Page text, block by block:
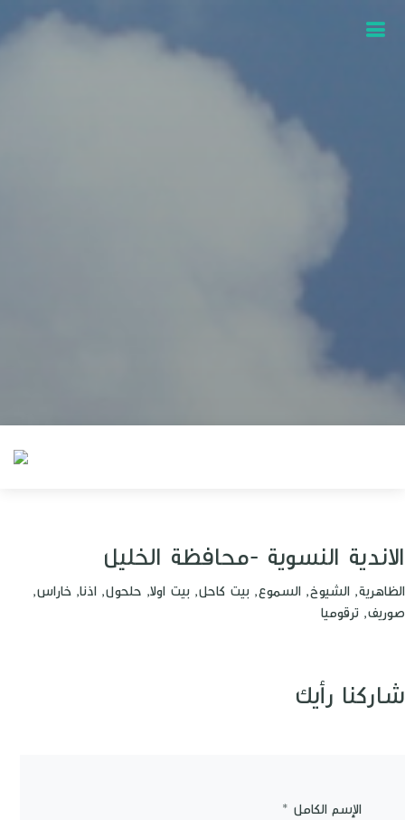
الاندية النسوية -محافظة الخليل
الظاهرية, الشيوخ, السموع, بيت كاحل, بيت اولا, حلحول, اذنا, خاراس,
صوريف, ترقوميا
شاركنا رأيك
الإسم الكامل *